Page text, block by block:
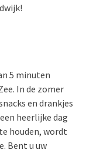
5 minuten
In de zomer
en drankjes
heerlijke dag
houden, wordt
Bent u uw